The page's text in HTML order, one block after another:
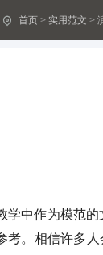
首页 > 实用范文 >
学中作为模范
考。相信许多
50字
2024年小小主持人演讲稿 主持人演讲稿三分钟
50字
2024年小小主持人演讲稿 主持人演讲稿三分钟